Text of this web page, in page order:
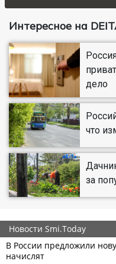
Интересное на
дело
что
за